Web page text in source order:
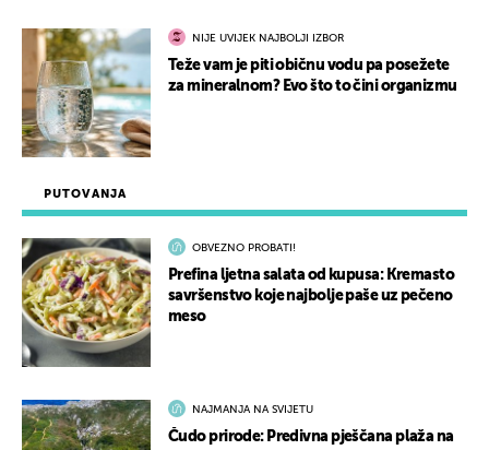
PUTOVANJA
OBVEZNO PROBATI!
Prefina ljetna salata od kupusa: Kremasto
savršenstvo koje najbolje paše uz pečeno
meso
NAJMANJA NA SVIJETU
Čudo prirode: Predivna pješčana plaža na
NIJE UVIJEK NAJBOLJI IZBOR
Teže vam je piti običnu vodu pa posežete
za mineralnom? Evo što to čini organizmu